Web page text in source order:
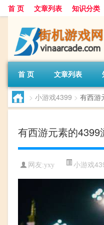
首 页 文章列表 知识分类
首 页 文章列表
> 小游戏4399 > 有西游
有西游元素的4399
网友:yxy 小游戏